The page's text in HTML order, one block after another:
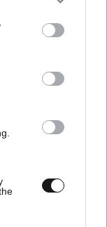
You may click to
party tags to
in below Google
αερομαχία με